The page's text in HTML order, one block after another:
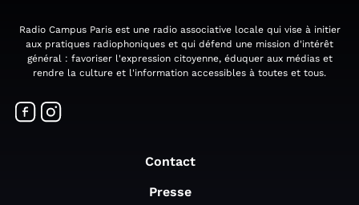
Radio Campus Paris est une radio associative locale qui vise à initier
aux pratiques radiophoniques et qui défend une mission d'intérêt
général : favoriser l'expression citoyenne, éduquer aux médias et
rendre la culture et l'information accessibles à toutes et tous.
Contact
Presse